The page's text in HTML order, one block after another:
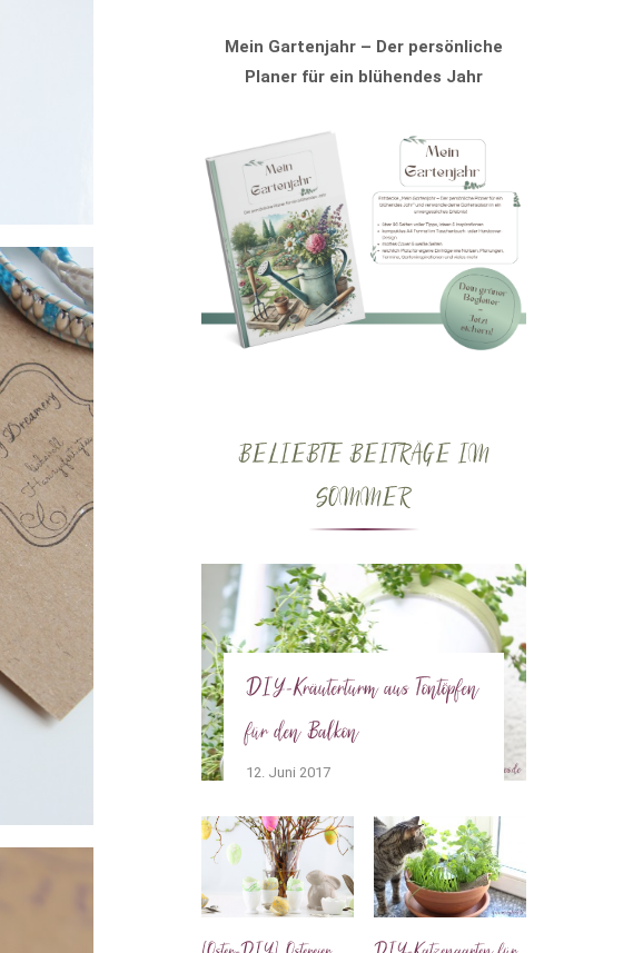
Mein Gartenjahr – Der persönliche
Planer für ein blühendes Jahr
BELIEBTE BEITRÄGE IM
SOMMER
DIY-Kräuterturm aus Tontöpfen
für den Balkon
12. Juni 2017